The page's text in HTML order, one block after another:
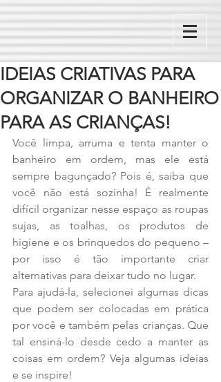
IDEIAS CRIATIVAS PARA
ORGANIZAR O BANHEIRO
PARA AS CRIANÇAS!
Você limpa, arruma e tenta manter o
banheiro em ordem, mas ele está
sempre bagunçado? Pois é, saiba que
você não está sozinha! É realmente
difícil organizar nesse espaço as roupas
sujas, as toalhas, os produtos de
higiene e os brinquedos do pequeno –
por isso é tão importante criar
alternativas para deixar tudo no lugar.
Para ajudá-la, selecionei algumas dicas
que podem ser colocadas em prática
por você e também pelas crianças. Que
tal ensiná-lo desde cedo a manter as
coisas em ordem? Veja algumas ideias
e se inspire!